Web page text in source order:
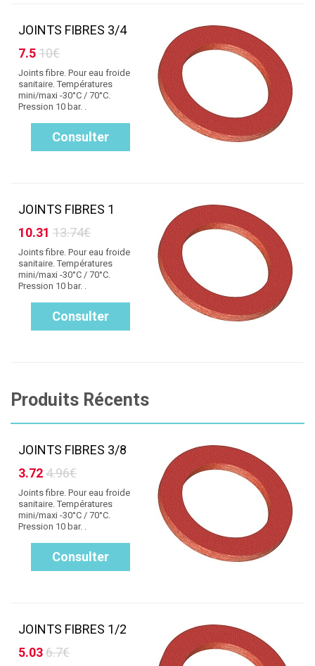
JOINTS FIBRES 3/4
7.510€
Joints fibre. Pour eau froide
sanitaire. Températures
mini/maxi -30°C / 70°C.
Pression 10 bar. .
Consulter
JOINTS FIBRES 1
10.31 13.74€
Joints fibre. Pour eau froide
sanitaire. Températures
mini/maxi -30°C / 70°C.
Pression 10 bar. .
Consulter
Produits Récents
JOINTS FIBRES 3/8
3.724.96€
Joints fibre. Pour eau froide
sanitaire. Températures
mini/maxi -30°C / 70°C.
Pression 10 bar. .
Consulter
JOINTS FIBRES 1/2
5.036.7€